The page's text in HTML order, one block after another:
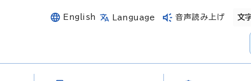
English Language 音声読み上げ 文